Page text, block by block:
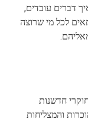
דברים עובדים,
לכל מי שרוצה
חדשנות
והמצליחות